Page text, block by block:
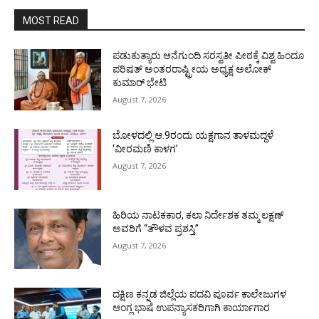
MOST READ
ಪಡುಕುತ್ಯಾರು ಆನೆಗುಂದಿ ಸರಸ್ವತೀ ಪೀಠಕ್ಕೆ ವಿಶ್ವ ಹಿಂದೂ
ಪರಿಷತ್ ಅಂತರರಾಷ್ಟ್ರೀಯ ಅಧ್ಯಕ್ಷ ಅಲೋಕ್
ಕುಮಾರ್ ಭೇಟಿ
August 7, 2026
ಬೋಳದಲ್ಲಿ ಆ.9ರಂದು ಯಕ್ಷಗಾನ ತಾಳಮದ್ದಳೆ
‘ವೀರಮಣಿ ಕಾಳಗ’
August 7, 2026
ಹಿರಿಯ ನಾಟಕಕಾರ, ಕಲಾ ನಿರ್ದೇಶಕ ತಮ್ಮ ಲಕ್ಷಣ್
ಅವರಿಗೆ “ತೌಳವ ಪ್ರಶಸ್ತಿ”
August 7, 2026
ದಕ್ಷಿಣ ಕನ್ನಡ ಜಿಲ್ಲೆಯ ಪದವಿ ಪೂರ್ವ ಕಾಲೇಜುಗಳ
ಆಂಗ್ಲ ಭಾಷೆ ಉಪನ್ಯಾಸಕರಿಗಾಗಿ ಕಾರ್ಯಾಗಾರ